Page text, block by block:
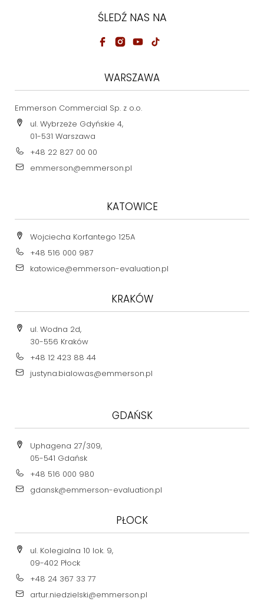
ŚLEDŹ NAS NA
WARSZAWA
Emmerson Commercial Sp. z o.o.
ul. Wybrzeże Gdyńskie 4,
01-531 Warszawa
+48 22 827 00 00
emmerson@emmerson.pl
KATOWICE
Wojciecha Korfantego 125A
+48 516 000 987
katowice@emmerson-evaluation.pl
KRAKÓW
ul. Wodna 2d,
30-556 Kraków
+48 12 423 88 44
justyna.bialowas@emmerson.pl
GDAŃSK
Uphagena 27/309,
05-541 Gdańsk
+48 516 000 980
gdansk@emmerson-evaluation.pl
PŁOCK
ul. Kolegialna 10 lok. 9,
09-402 Płock
+48 24 367 33 77
artur.niedzielski@emmerson.pl